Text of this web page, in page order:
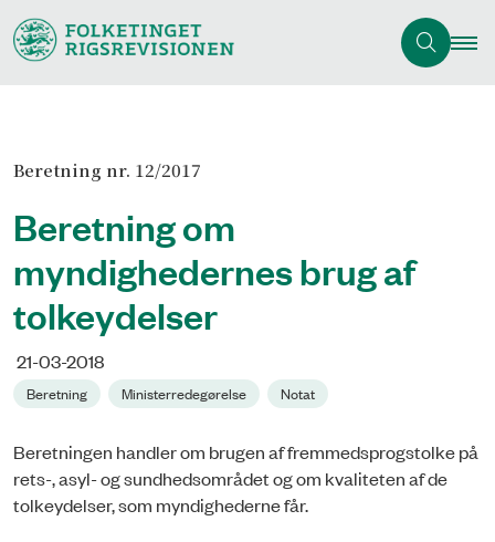
Beretning nr. 12/2017
Beretning om
myndighedernes brug af
tolkeydelser
21-03-2018
Beretning Ministerredegørelse Notat
Beretningen handler om brugen af fremmedsprogstolke på
rets-, asyl- og sundhedsområdet og om kvaliteten af de
tolkeydelser, som myndighederne får.